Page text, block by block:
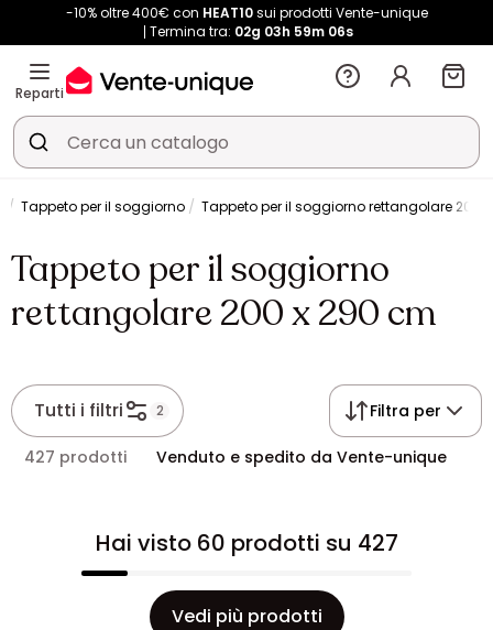
-10% oltre 400€ con HEAT10sui prodotti Vente-unique
Termina tra: 02g 03h 59m 05s
Reparti
Tappeto per il soggiorno Tappeto per il soggiorno rettangolare 200
Tappeto per il soggiorno
rettangolare 200 x 290 cm
Tutti i filtri 2 Filtra per
427 prodotti Venduto e spedito da Vente-unique
Hai visto 60 prodotti su 427
Vedi più prodotti